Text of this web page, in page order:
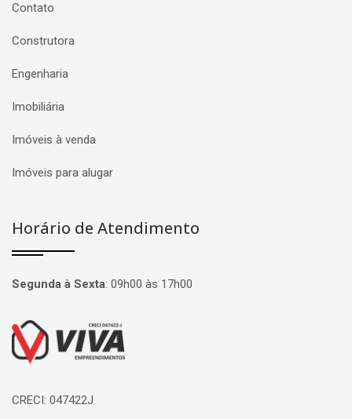
Contato
Construtora
Engenharia
Imobiliária
Imóveis à venda
Imóveis para alugar
Horário de Atendimento
Segunda à Sexta: 09h00 às 17h00
Página inicial
CRECI: 047422J